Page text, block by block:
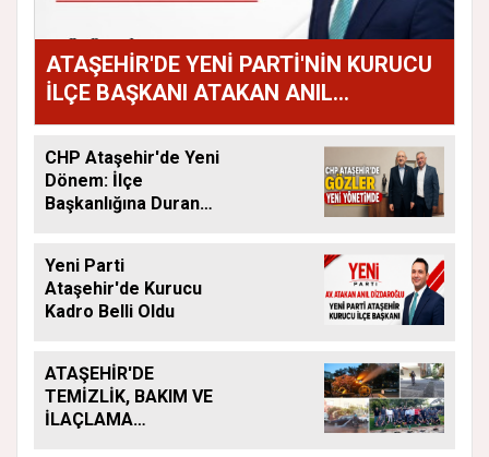
ATAŞEHİR'DE YENİ PARTİ'NİN KURUCU
İLÇE BAŞKANI ATAKAN ANIL
DİZDAROĞLU OLDU
CHP Ataşehir'de Yeni
Dönem: İlçe
Başkanlığına Duran
Yeni Parti
Ataşehir'de Kurucu
Kadro Belli Oldu
ATAŞEHİR'DE
TEMİZLİK, BAKIM VE
İLAÇLAMA